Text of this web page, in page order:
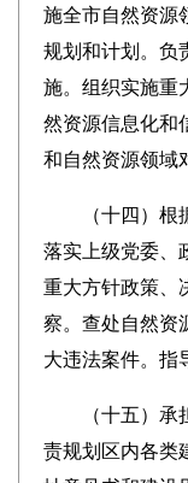
施全市自然资源
规划和计划。负
施。组织实施重
然资源信息化和
和自然资源领域
（十四）根据
落实上级党委、
重大方针政策、
察。查处自然资
大违法案件。指
（十五）承担
责规划区内各类